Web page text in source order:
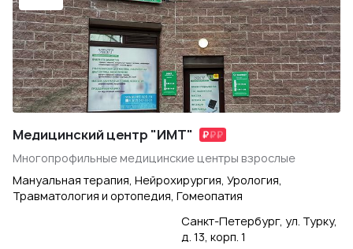
Медицинский центр "ИМТ"
Многопрофильные медицинские центры взрослые
Мануальная терапия, Нейрохирургия, Урология,
Травматология и ортопедия, Гомеопатия
Санкт-Петербург, ул. Турку,
д. 13, корп. 1